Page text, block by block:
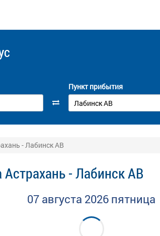
Пункт прибытия
- Лабинск АВ
Астрахань - Лабинск АВ
07 августа 2026 пятница